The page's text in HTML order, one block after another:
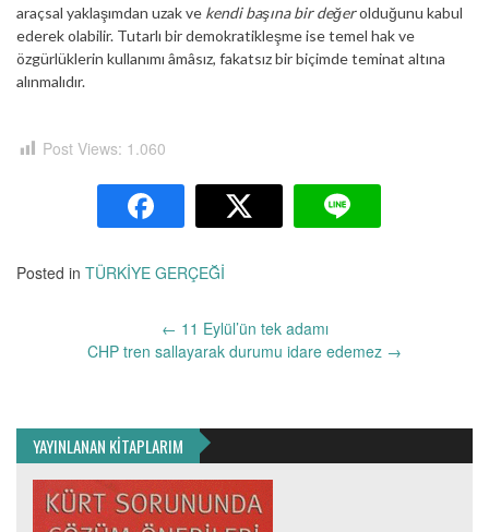
araçsal yaklaşımdan uzak ve kendi başına bir değerolduğunu kabul
ederek olabilir. Tutarlı bir demokratikleşme ise temel hak ve
özgürlüklerin kullanımı âmâsız, fakatsız bir biçimde teminat altına
alınmalıdır.
Post Views: 1.060
Posted in TÜRKİYE GERÇEĞİ
← 11 Eylül’ün tek adamı
CHP tren sallayarak durumu idare edemez →
YAYINLANAN KİTAPLARIM